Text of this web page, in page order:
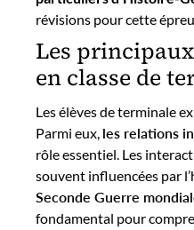
révisions pour cette
Les
en classe de
Les élèves de terminale
Parmi eux, les relations
rôle essentiel. Les
souvent influencées par
Seconde Guerre
fondamental pour